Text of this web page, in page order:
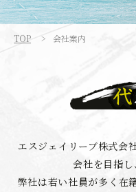
TOP 会社案内
エスジェイリーブ株式会
会社を目指し
弊社は若い社員が多く在